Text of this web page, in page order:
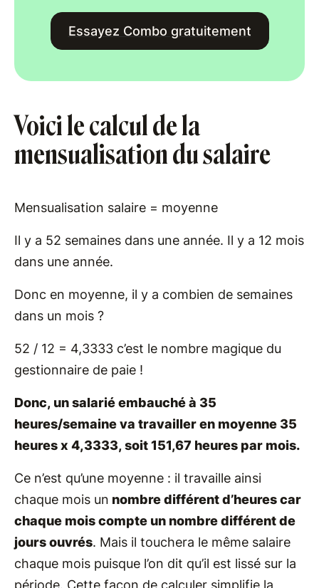
Essayez Combo gratuitement
Voici le calcul de la
mensualisation du salaire
Mensualisation salaire = moyenne
Il y a 52 semaines dans une année. Il y a 12 mois
dans une année.
Donc en moyenne, il y a combien de semaines
dans un mois ?
52 / 12 = 4,3333 c’est le nombre magique du
gestionnaire de paie !
Donc, un salarié embauché à 35
heures/semaine va travailler en moyenne 35
heures x 4,3333, soit 151,67 heures par mois.
Ce n’est qu’une moyenne : il travaille ainsi
chaque mois un nombre différent d’heures car
chaque mois compte un nombre différent de
jours ouvrés. Mais il touchera le même salaire
chaque mois puisque l’on dit qu’il est lissé sur la